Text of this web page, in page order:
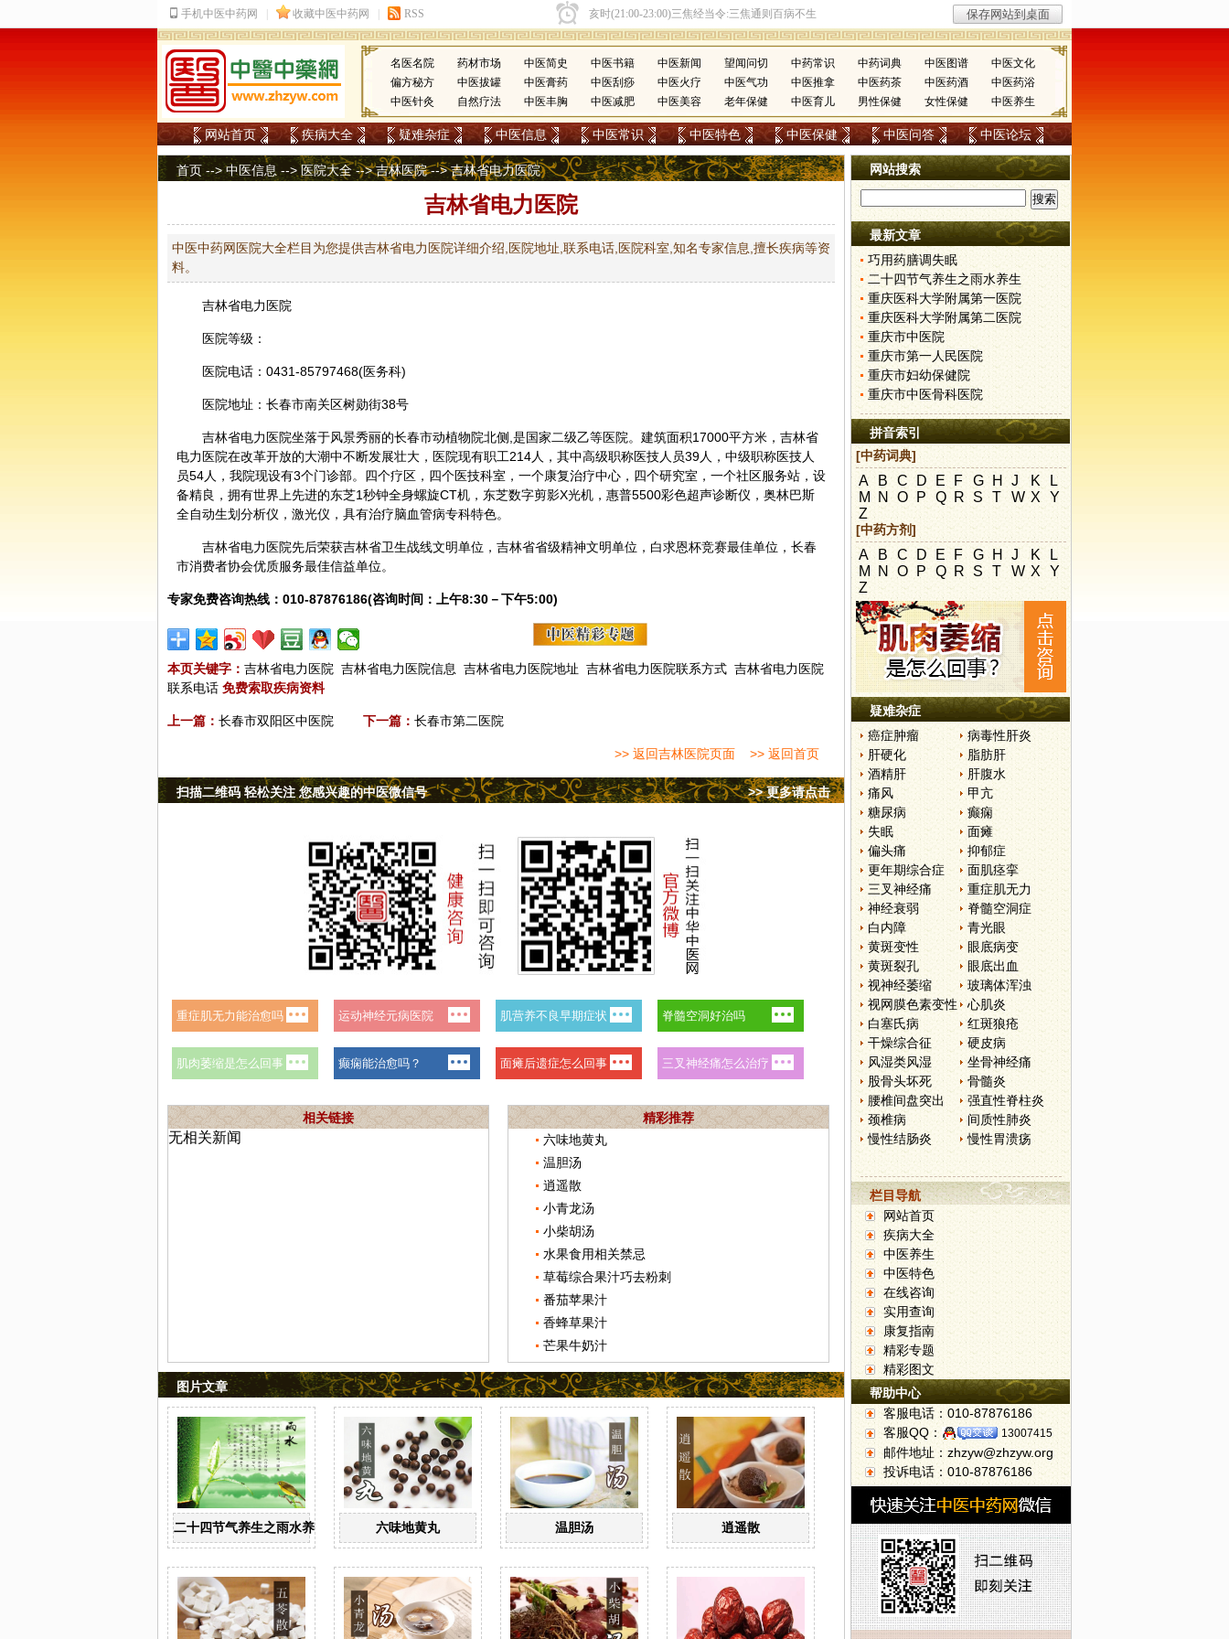
名医名院 药材市场 中医简史 中医书籍 中医新闻 望闻问切 中药常识 中药词典 中医图谱
中医文化
偏方秘方
中医拔罐 中医膏药 中医刮痧 中医火疗 中医气功 中医推拿 中医药茶 中医药酒
中医药浴
中医针灸
自然疗法 中医丰胸 中医减肥 中医美容 老年保健 中医育儿 男性保健 女性保健 中医养生
网站首页 疾病大全 疑难杂症 中医信息 中医常识 中医特色 中医保健 中医问答 中医论坛
首页 -->中医信息 -->医院大全-->吉林医院--> 吉林省电力医院
吉林省电力医院
中医中药网医院大全栏目为您提供吉林省电力医院详细介绍,医院地址,联系电话,医院科室,知名专家信息,擅长疾病等资
料。
吉林省电力医院
医院等级：
医院电话：0431-85797468(医务科)
医院地址：长春市南关区树勋街38号
吉林省电力医院坐落于风景秀丽的长春市动植物院北侧,是国家二级乙等医院。建筑面积17000平方米，吉林省
电力医院在改革开放的大潮中不断发展壮大，医院现有职工214人，其中高级职称医技人员39人，中级职称医技人
员54人，我院现设有3个门诊部。四个疗区，四个医技科室，一个康复治疗中心，四个研究室，一个社区服务站，设
备精良，拥有世界上先进的东芝1秒钟全身螺旋CT机，东芝数字剪影X光机，惠普5500彩色超声诊断仪，奥林巴斯
全自动生划分析仪，激光仪，具有治疗脑血管病专科特色。
吉林省电力医院先后荣获吉林省卫生战线文明单位，吉林省省级精神文明单位，白求恩杯竞赛最佳单位，长春
市消费者协会优质服务最佳信益单位。
专家免费咨询热线：010-87876186(咨询时间：上午8:30－下午5:00)
本页关键字： 吉林省电力医院 吉林省电力医院信息 吉林省电力医院地址 吉林省电力医院联系方式 吉林省电力医院
联系电话 免费索取疾病资料
上一篇： 长春市双阳区中医院 下一篇： 长春市第二医院
>> 返回吉林医院页面 >> 返回首页
>> 更多请点击
扫描二维码 轻松关注 您感兴趣的中医微信号
相关链接
无相关新闻
精彩推荐
六味地黄丸
温胆汤
逍遥散
小青龙汤
小柴胡汤
水果食用相关禁忌
草莓综合果汁巧去粉刺
番茄苹果汁
香蜂草果汁
芒果牛奶汁
图片文章
二十四节气养生之雨水养生 六味地黄丸 温胆汤 逍遥散
网站搜索
最新文章
巧用药膳调失眠
二十四节气养生之雨水养生
重庆医科大学附属第一医院
重庆医科大学附属第二医院
重庆市中医院
重庆市第一人民医院
重庆市妇幼保健院
重庆市中医骨科医院
拼音索引
[中药词典]
A B C D E F G H J K
L
M N O P Q R S T W X
Y
Z
[中药方剂]
A B C D E F G H J K
L
M N O P Q R S T W X
Y
Z
疑难杂症
癌症肿瘤
病毒性肝炎
肝硬化
脂肪肝
酒精肝
肝腹水
痛风
甲亢
糖尿病
癫痫
失眠
面瘫
偏头痛
抑郁症
更年期综合症
面肌痉挛
三叉神经痛
重症肌无力
神经衰弱
脊髓空洞症
白内障
青光眼
黄斑变性
眼底病变
黄斑裂孔
眼底出血
视神经萎缩
玻璃体浑浊
视网膜色素变性
心肌炎
白塞氏病
红斑狼疮
干燥综合征
硬皮病
风湿类风湿
坐骨神经痛
股骨头坏死
骨髓炎
腰椎间盘突出
强直性脊柱炎
颈椎病
间质性肺炎
慢性结肠炎
慢性胃溃疡
栏目导航
网站首页
疾病大全
中医养生
中医特色
在线咨询
实用查询
康复指南
精彩专题
精彩图文
帮助中心
客服电话：010-87876186
客服QQ：
13007415
邮件地址：zhzyw@zhzyw.org
投诉电话：010-87876186